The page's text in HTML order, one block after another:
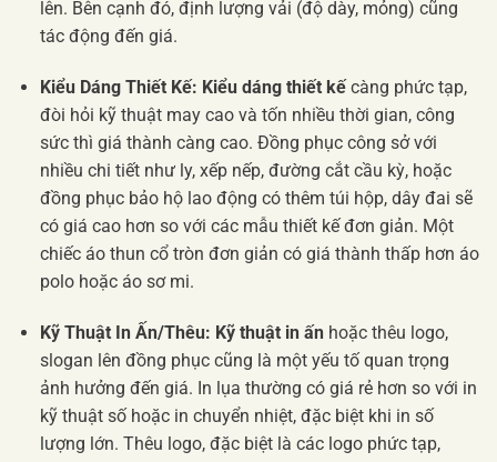
lên. Bên cạnh đó, định lượng vải (độ dày, mỏng) cũng
tác động đến giá.
Kiểu Dáng Thiết Kế: Kiểu dáng thiết kếcàng phức tạp,
đòi hỏi kỹ thuật may cao và tốn nhiều thời gian, công
sức thì giá thành càng cao. Đồng phục công sở với
nhiều chi tiết như ly, xếp nếp, đường cắt cầu kỳ, hoặc
đồng phục bảo hộ lao động có thêm túi hộp, dây đai sẽ
có giá cao hơn so với các mẫu thiết kế đơn giản. Một
chiếc áo thun cổ tròn đơn giản có giá thành thấp hơn áo
polo hoặc áo sơ mi.
Kỹ Thuật In Ấn/Thêu: Kỹ thuật in ấnhoặc thêu logo,
slogan lên đồng phục cũng là một yếu tố quan trọng
ảnh hưởng đến giá. In lụa thường có giá rẻ hơn so với in
kỹ thuật số hoặc in chuyển nhiệt, đặc biệt khi in số
lượng lớn. Thêu logo, đặc biệt là các logo phức tạp,